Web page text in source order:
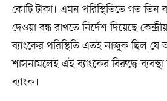
কোটি টাকা। এমন পরিস্থিতিতে গত
দেওয়া বন্ধ রাখতে নির্দেশ দিয়েছে
ব্যাংকের পরিস্থিতি এতই নাজুক ছিল যে
শাসনামলেই এই ব্যাংকের বিরুদ্ধে
ব্যাংক।